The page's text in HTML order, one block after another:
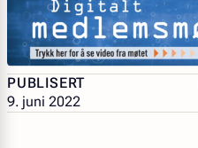
PUBLISERT
9. juni 2022